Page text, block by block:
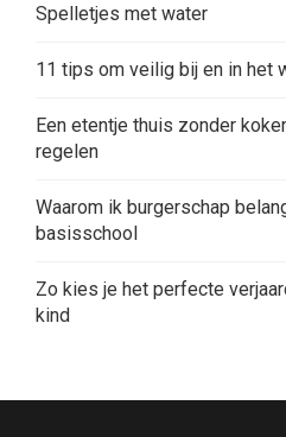
Spelletjes met water
11 tips om veilig bij en in het
Een etentje thuis zonder
regelen
Waarom ik burgerschap
basisschool
Zo kies je het perfecte
kind